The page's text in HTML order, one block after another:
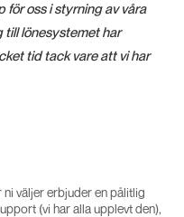
för oss i styrning av våra
till lönesystemet har
tid tack vare att vi har
väljer erbjuder en pålitlig
(vi har alla upplevt den),